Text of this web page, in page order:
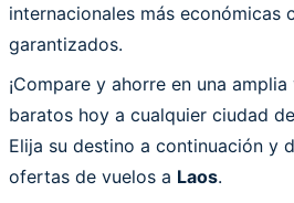
internacionales más económicas
garantizados.
¡Compare y ahorre en una
baratos hoy a cualquier ciudad
Elija su destino a continuación y
ofertas de vuelos a Laos.